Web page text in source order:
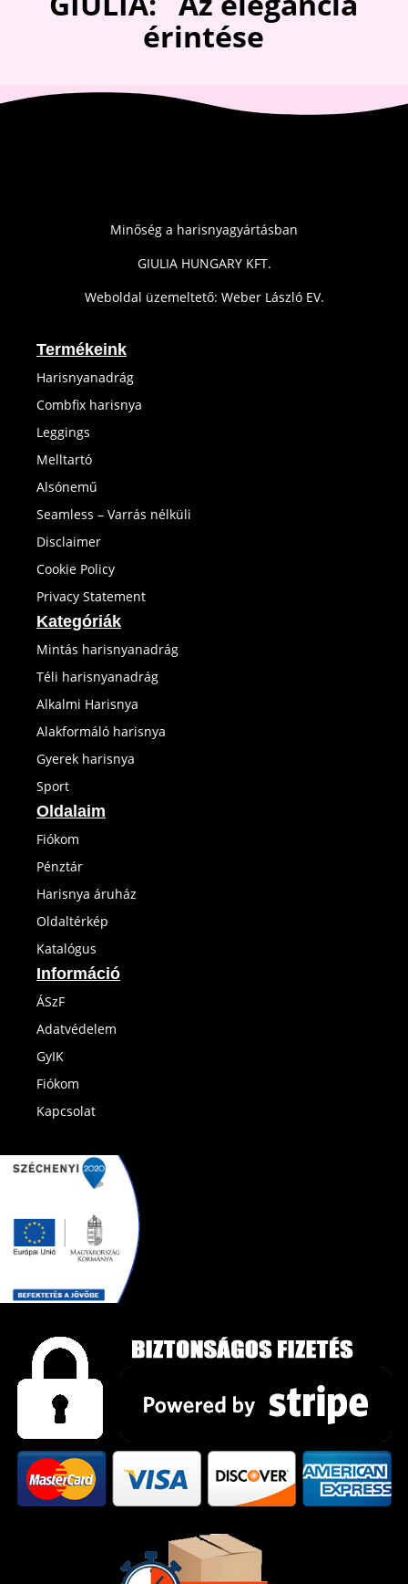
érintése
Minőség a harisnyagyártásban
GIULIA HUNGARY KFT.
Weboldal üzemeltető: Weber László EV.
Termékeink
Harisnyanadrág
Combfix harisnya
Leggings
Melltartó
Alsónemű
Seamless – Varrás nélküli
Disclaimer
Cookie Policy
Privacy Statement
Kategóriák
Mintás harisnyanadrág
Téli harisnyanadrág
Alkalmi Harisnya
Alakformáló harisnya
Gyerek harisnya
Sport
Oldalaim
Fiókom
Pénztár
Harisnya áruház
Oldaltérkép
Katalógus
Információ
ÁSzF
Adatvédelem
GyIK
Fiókom
Kapcsolat